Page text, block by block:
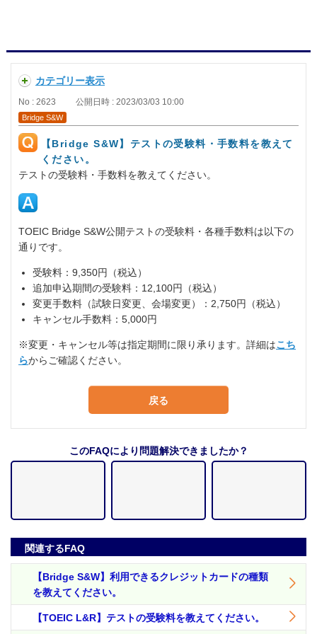
カテゴリー表示
No : 2623 公開日時 : 2023/03/03 10:00
Bridge S&W
【Bridge S&W】テストの受験料・手数料を教えて
ください。
テストの受験料・手数料を教えてください。
TOEIC Bridge S&W公開テストの受験料・各種手数料は以下の
通りです。
受験料：9,350円（税込）
追加申込期間の受験料：12,100円（税込）
変更手数料（試験日変更、会場変更）：2,750円（税込）
キャンセル手数料：5,000円
※変更・キャンセル等は指定期間に限り承ります。詳細はこち
らからご確認ください。
戻る
このFAQにより問題解決できましたか？
関連するFAQ
【Bridge S&W】利用できるクレジットカードの種類
を教えてください。
【TOEIC L&R】テストの受験料を教えてください。